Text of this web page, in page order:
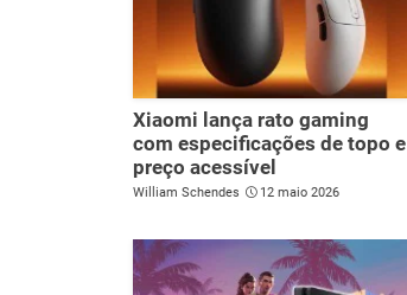
Xiaomi lança rato gaming
com especificações de topo e
preço acessível
William Schendes 12 maio 2026